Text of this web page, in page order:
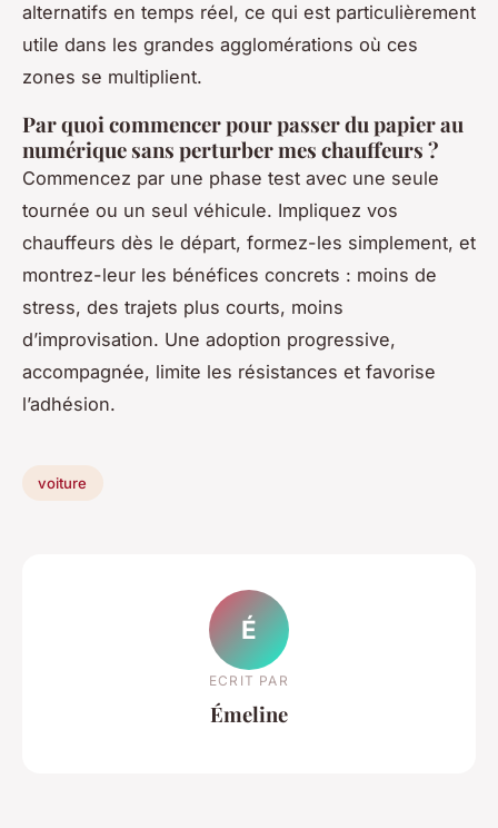
alternatifs en temps réel, ce qui est particulièrement
utile dans les grandes agglomérations où ces
zones se multiplient.
Par quoi commencer pour passer du papier au
numérique sans perturber mes chauffeurs ?
Commencez par une phase test avec une seule
tournée ou un seul véhicule. Impliquez vos
chauffeurs dès le départ, formez-les simplement, et
montrez-leur les bénéfices concrets : moins de
stress, des trajets plus courts, moins
d’improvisation. Une adoption progressive,
accompagnée, limite les résistances et favorise
l’adhésion.
voiture
É
ECRIT PAR
Émeline